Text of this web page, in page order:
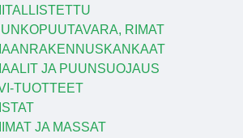
RIMAT
JA PUUNSUOJAUS
TUOTTEET
JA MASSAT